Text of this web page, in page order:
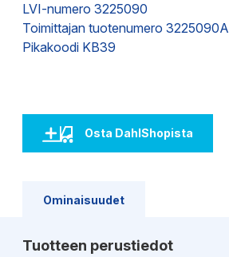
LVI-numero 3225090
Toimittajan tuotenumero 3225090A
Pikakoodi KB39
Osta DahlShopista
Ominaisuudet
Tuotteen perustiedot